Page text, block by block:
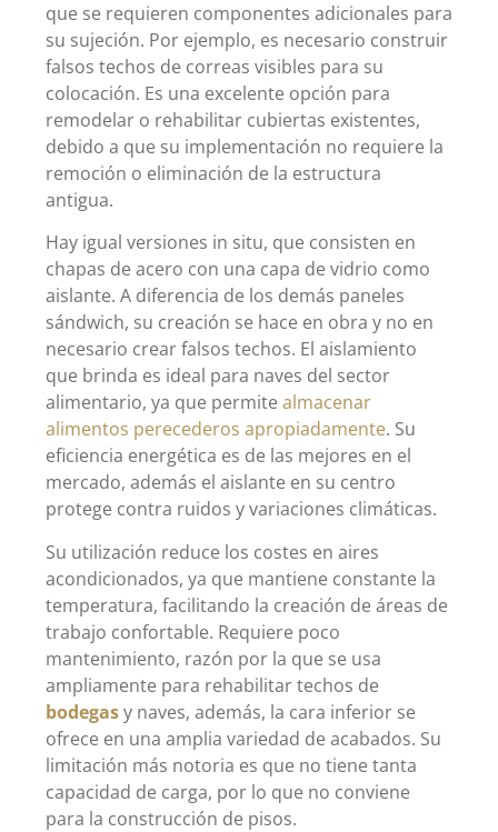
que se requieren componentes adicionales para
su sujeción. Por ejemplo, es necesario construir
falsos techos de correas visibles para su
colocación. Es una excelente opción para
remodelar o rehabilitar cubiertas existentes,
debido a que su implementación no requiere la
remoción o eliminación de la estructura
antigua.
Hay igual versiones in situ, que consisten en
chapas de acero con una capa de vidrio como
aislante. A diferencia de los demás paneles
sándwich, su creación se hace en obra y no en
necesario crear falsos techos. El aislamiento
que brinda es ideal para naves del sector
alimentario, ya que permite almacenar
alimentos perecederos apropiadamente. Su
eficiencia energética es de las mejores en el
mercado, además el aislante en su centro
protege contra ruidos y variaciones climáticas.
Su utilización reduce los costes en aires
acondicionados, ya que mantiene constante la
temperatura, facilitando la creación de áreas de
trabajo confortable. Requiere poco
mantenimiento, razón por la que se usa
ampliamente para rehabilitar techos de
bodegasy naves, además, la cara inferior se
ofrece en una amplia variedad de acabados. Su
limitación más notoria es que no tiene tanta
capacidad de carga, por lo que no conviene
para la construcción de pisos.